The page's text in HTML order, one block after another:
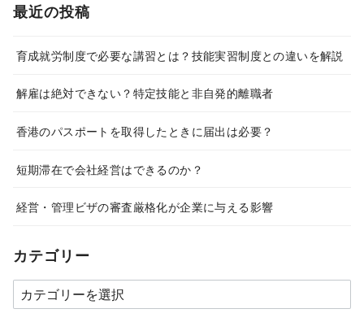
最近の投稿
育成就労制度で必要な講習とは？技能実習制度との違いを解説
解雇は絶対できない？特定技能と非自発的離職者
香港のパスポートを取得したときに届出は必要？
短期滞在で会社経営はできるのか？
経営・管理ビザの審査厳格化が企業に与える影響
カテゴリー
カ
テ